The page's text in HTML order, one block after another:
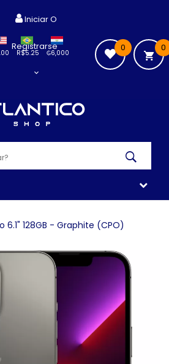
₲6,000
R$5.25
Iniciar O
Registrarse 0
0
6.1" 128GB - Graphite (CPO)